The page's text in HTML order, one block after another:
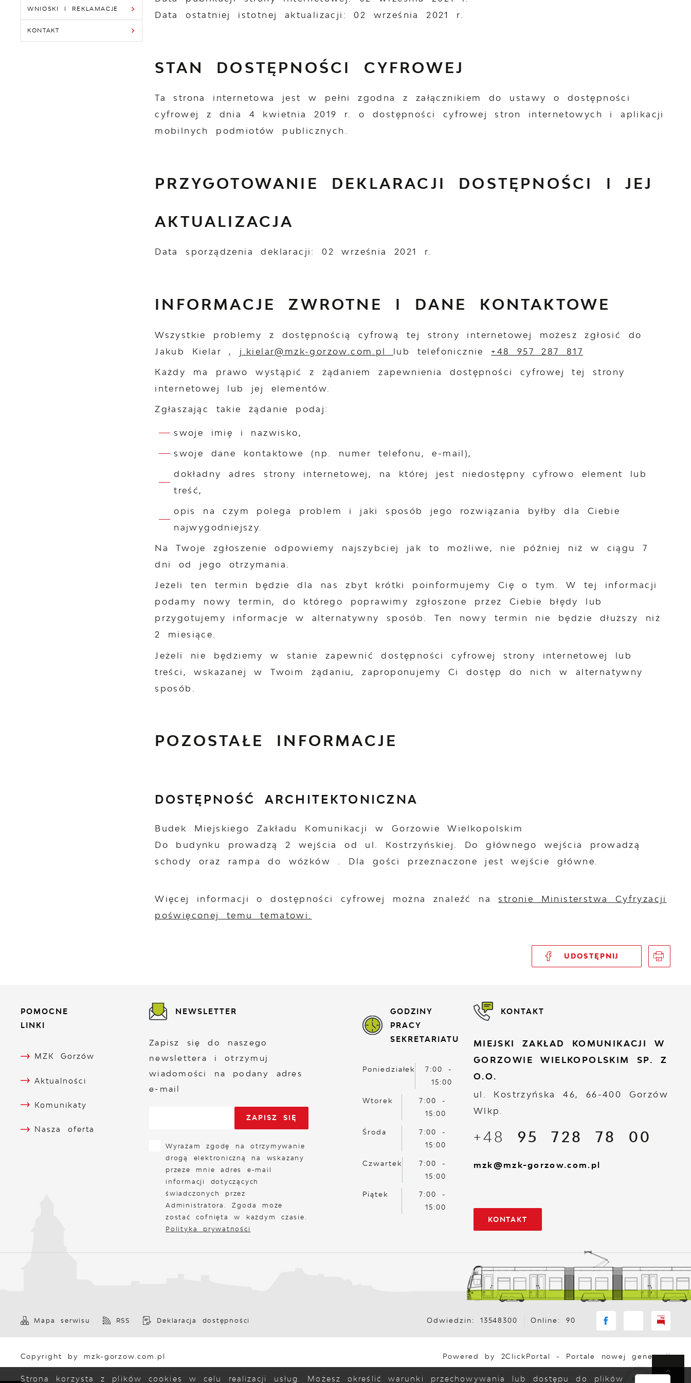
WNIOSKI I REKLAMACJE
KONTAKT
Data ostatniej istotnej aktualizacji:02 września 2021 r.
STAN DOSTĘPNOŚCI CYFROWEJ
Ta strona internetowa jest w pełni zgodna z załącznikiem do ustawy o dostępności
cyfrowej z dnia 4 kwietnia 2019 r. o dostępności cyfrowej stron internetowych i aplikacji
mobilnych podmiotów publicznych.
PRZYGOTOWANIE DEKLARACJI DOSTĘPNOŚCI I JEJ
AKTUALIZACJA
Data sporządzenia deklaracji:02 września 2021 r.
INFORMACJE ZWROTNE I DANE KONTAKTOWE
Wszystkie problemy z dostępnością cyfrową tej strony internetowej możesz zgłosić do
Jakub Kielar , j.kielar@mzk-gorzow.com.pl lub telefonicznie+48 957 287 817
Każdy ma prawo wystąpić z żądaniem zapewnienia dostępności cyfrowej tej strony
internetowej lub jej elementów.
Zgłaszając takie żądanie podaj:
swoje imię i nazwisko,
swoje dane kontaktowe (np. numer telefonu, e-mail),
dokładny adres strony internetowej, na której jest niedostępny cyfrowo element lub
treść,
opis na czym polega problem i jaki sposób jego rozwiązania byłby dla Ciebie
najwygodniejszy.
Na Twoje zgłoszenie odpowiemy najszybciej jak to możliwe, nie później niż w ciągu 7
dni od jego otrzymania.
Jeżeli ten termin będzie dla nas zbyt krótki poinformujemy Cię o tym. W tej informacji
podamy nowy termin, do którego poprawimy zgłoszone przez Ciebie błędy lub
przygotujemy informacje w alternatywny sposób. Ten nowy termin nie będzie dłuższy niż
2 miesiące.
Jeżeli nie będziemy w stanie zapewnić dostępności cyfrowej strony internetowej lub
treści, wskazanej w Twoim żądaniu, zaproponujemy Ci dostęp do nich w alternatywny
sposób.
POZOSTAŁE INFORMACJE
DOSTĘPNOŚĆ ARCHITEKTONICZNA
Budek Miejskiego Zakładu Komunikacji w Gorzowie Wielkopolskim
Do budynku prowadzą 2 wejścia od ul. Kostrzyńskiej. Do głównego wejścia prowadzą
schody oraz rampa do wózków . Dla gości przeznaczone jest wejście główne.
Więcej informacji o dostępności cyfrowej można znaleźć nastronie Ministerstwa Cyfryzacji
poświęconej temu tematowi.
UDOSTĘPNIJ
POMOCNE
LINKI
MZK Gorzów
Aktualności
Komunikaty
Nasza oferta
NEWSLETTER
Zapisz się do naszego
newslettera i otrzymuj
wiadomości na podany adres
e-mail
Wyrażam zgodę na otrzymywanie
drogą elektroniczną na wskazany
przeze mnie adres e-mail
informacji dotyczących
świadczonych przez
Administratora. Zgoda może
zostać cofnięta w każdym czasie.
Polityka prywatności
GODZINY
PRACY
SEKRETARIATU
Poniedziałek
7:00 -
15:00
Wtorek
7:00 -
15:00
Środa
7:00 -
15:00
Czwartek
7:00 -
15:00
Piątek
7:00 -
15:00
KONTAKT
MIEJSKI ZAKŁAD KOMUNIKACJI W
GORZOWIE WIELKOPOLSKIM SP. Z
O.O.
ul. Kostrzyńska 46, 66-400 Gorzów
Wlkp.
+48 95 728 78 00
mzk@mzk-gorzow.com.pl
KONTAKT
Mapa serwisu RSS Deklaracja dostępności Odwiedzin: 13548300 Online: 90
Copyright by mzk-gorzow.com.pl Powered by 2ClickPortal - Portale nowej generacji
Strona korzysta z plików cookies w celu realizacji usług. Możesz określić warunki przechowywania lub dostępu do plików